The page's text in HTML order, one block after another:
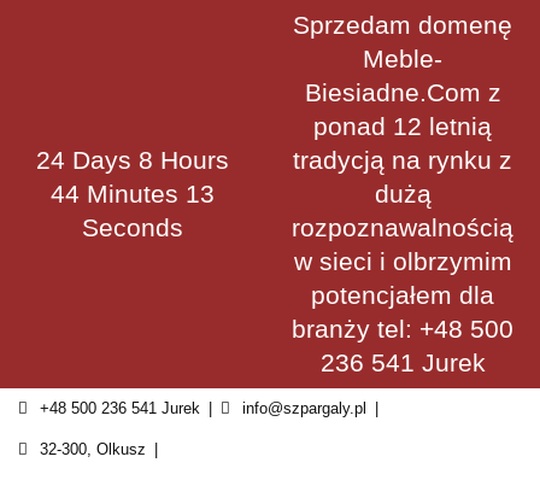
24 Days 8 Hours
44 Minutes 13
Seconds
Sprzedam domenę
Meble-
Biesiadne.Com z
ponad 12 letnią
tradycją na rynku z
dużą
rozpoznawalnością
w sieci i olbrzymim
potencjałem dla
branży tel: +48 500
236 541 Jurek
+48 500 236 541 Jurek info@szpargaly.pl
32-300, Olkusz